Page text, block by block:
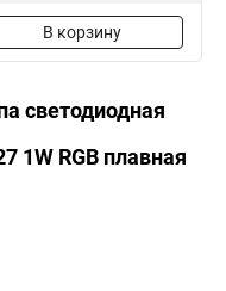
В корзину
светодиодная
1W RGB плавная